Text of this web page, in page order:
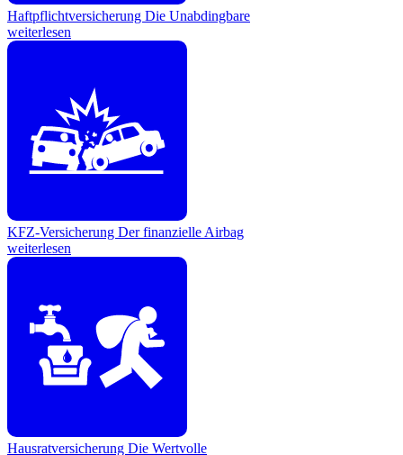
Haftpflichtversicherung Die Unabdingbare
weiterlesen
KFZ-Versicherung Der finanzielle Airbag
weiterlesen
Hausratversicherung Die Wertvolle